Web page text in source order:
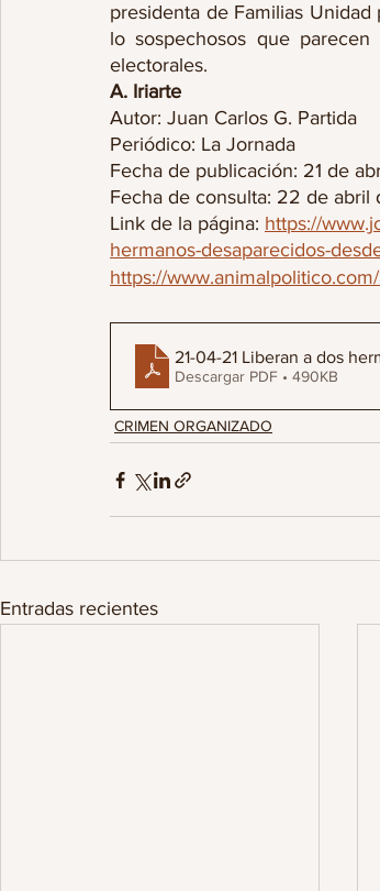
presidenta de Familias
lo sospechosos que
electorales.
A. Iriarte
Autor: Juan Carlos G. Partida
Periódico: La Jornada
Fecha de publicación: 21 de
Fecha de consulta: 22 de abril
Link de la página: https://
hermanos-desaparecidos-
https://
21-04-21 Liberan a dos
Descargar PDF • 490KB
CRIMEN ORGANIZADO
Entradas recientes